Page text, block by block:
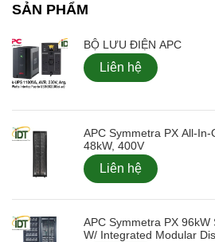
SẢN PHẨM
BỘ LƯU ĐIỆN APC
Liên hệ
APC Symmetra PX All-
48kW, 400V
Liên hệ
APC Symmetra PX 96kW
W/ Integrated Modular